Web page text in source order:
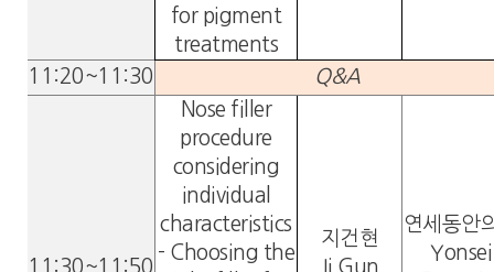
for pigment
treatments
11:20~11:30 Q&A
11:30~11:50
Nose filler
procedure
considering
individual
characteristics
- Choosing the
지건현
Ji Gun
연세동안
Yonsei